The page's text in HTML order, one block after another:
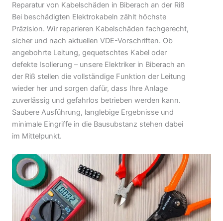
Reparatur von Kabelschäden in Biberach an der Riß
Bei beschädigten Elektrokabeln zählt höchste
Präzision. Wir reparieren Kabelschäden fachgerecht,
sicher und nach aktuellen VDE-Vorschriften. Ob
angebohrte Leitung, gequetschtes Kabel oder
defekte Isolierung – unsere Elektriker in Biberach an
der Riß stellen die vollständige Funktion der Leitung
wieder her und sorgen dafür, dass Ihre Anlage
zuverlässig und gefahrlos betrieben werden kann.
Saubere Ausführung, langlebige Ergebnisse und
minimale Eingriffe in die Bausubstanz stehen dabei
im Mittelpunkt.